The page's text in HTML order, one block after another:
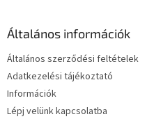
Általános információk
Általános szerződési feltételek
Adatkezelési tájékoztató
Információk
Lépj velünk kapcsolatba